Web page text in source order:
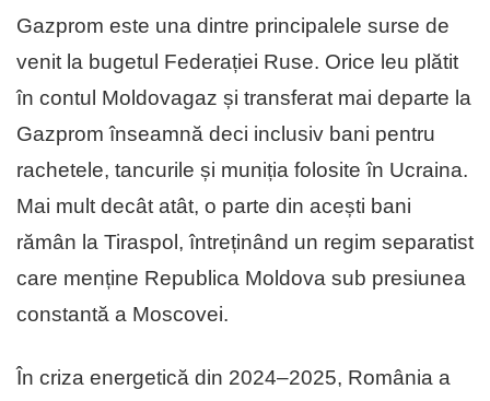
Gazprom este una dintre principalele surse de
venit la bugetul Federației Ruse. Orice leu plătit
în contul Moldovagaz și transferat mai departe la
Gazprom înseamnă deci inclusiv bani pentru
rachetele, tancurile și muniția folosite în Ucraina.
Mai mult decât atât, o parte din acești bani
rămân la Tiraspol, întreținând un regim separatist
care menține Republica Moldova sub presiunea
constantă a Moscovei.
În criza energetică din 2024–2025, România a